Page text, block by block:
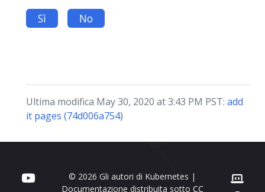
Sì No
Ultima modifica May 30, 2020 at 3:43 PM PST: add
it pages (74d006a754)
© 2026 Gli autori di Kubernetes |
Documentazione distribuita sotto CC